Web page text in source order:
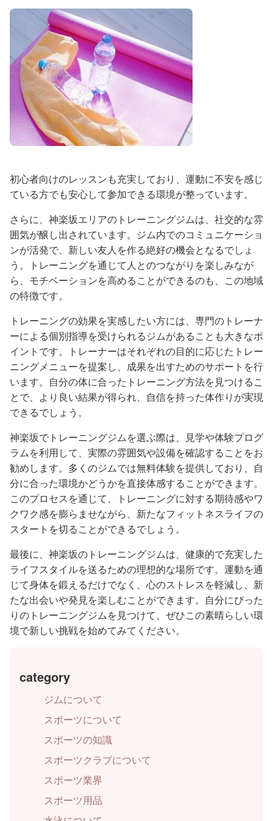
初心者向けのレッスンも充実しており、運動に不安を感じ
ている方でも安心して参加できる環境が整っています。
さらに、神楽坂エリアのトレーニングジムは、社交的な雰
囲気が醸し出されています。ジム内でのコミュニケーショ
ンが活発で、新しい友人を作る絶好の機会となるでしょ
う。トレーニングを通じて人とのつながりを楽しみなが
ら、モチベーションを高めることができるのも、この地域
の特徴です。
トレーニングの効果を実感したい方には、専門のトレーナ
ーによる個別指導を受けられるジムがあることも大きなポ
イントです。トレーナーはそれぞれの目的に応じたトレー
ニングメニューを提案し、成果を出すためのサポートを行
います。自分の体に合ったトレーニング方法を見つけるこ
とで、より良い結果が得られ、自信を持った体作りが実現
できるでしょう。
神楽坂でトレーニングジムを選ぶ際は、見学や体験プログ
ラムを利用して、実際の雰囲気や設備を確認することをお
勧めします。多くのジムでは無料体験を提供しており、自
分に合った環境かどうかを直接体感することができます。
このプロセスを通じて、トレーニングに対する期待感やワ
クワク感を膨らませながら、新たなフィットネスライフの
スタートを切ることができるでしょう。
最後に、神楽坂のトレーニングジムは、健康的で充実した
ライフスタイルを送るための理想的な場所です。運動を通
じて身体を鍛えるだけでなく、心のストレスを軽減し、新
たな出会いや発見を楽しむことができます。自分にぴった
りのトレーニングジムを見つけて、ぜひこの素晴らしい環
境で新しい挑戦を始めてみてください。
category
ジムについて
スポーツについて
スポーツの知識
スポーツクラブについて
スポーツ業界
スポーツ用品